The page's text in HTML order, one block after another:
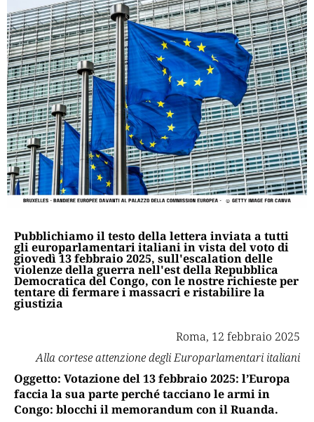
Pubblichiamo il testo della lettera inviata a tutti
gli europarlamentari italiani in vista del voto di
giovedì 13 febbraio 2025, sull'escalation delle
violenze della guerra nell'est della Repubblica
Democratica del Congo, con le nostre richieste per
tentare di fermare i massacri e ristabilire la
giustizia
Roma, 12 febbraio 2025
Alla cortese attenzione degli Europarlamentari italiani
Oggetto: Votazione del 13 febbraio 2025: l’Europa
faccia la sua parte perché tacciano le armi in
Congo: blocchi il memorandum con il Ruanda.